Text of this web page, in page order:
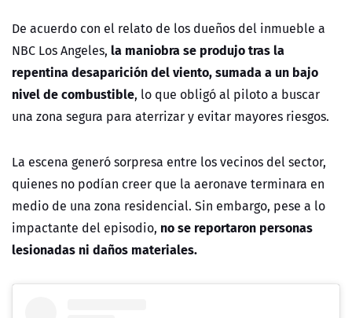
De acuerdo con el relato de los dueños del inmueble a
NBC Los Angeles, la maniobra se produjo tras la
repentina desaparición del viento,sumada a un bajo
nivel de combustible, lo que obligó al piloto a buscar
una zona segura para aterrizar y evitar mayores riesgos.
La escena generó sorpresa entre los vecinos del sector,
quienes no podían creer que la aeronave terminara en
medio de una zona residencial. Sin embargo, pese a lo
impactante del episodio, no se reportaron personas
lesionadas ni daños materiales.